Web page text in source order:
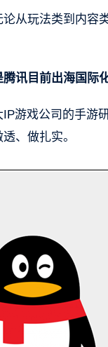
从玩法类到内容
讯目前出海国际
游戏公司的手游
、做扎实。